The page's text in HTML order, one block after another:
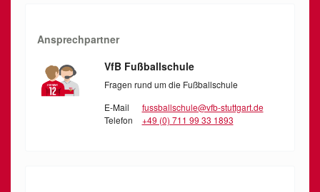
Ansprechpartner
VfB Fußballschule
Fragen rund um die Fußballschule
E-Mail
fussballschule@vfb-stuttgart.de
Telefon
+49 (0) 711 99 33 1893